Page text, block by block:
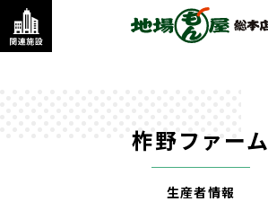
柞野ファーム
生産者情報